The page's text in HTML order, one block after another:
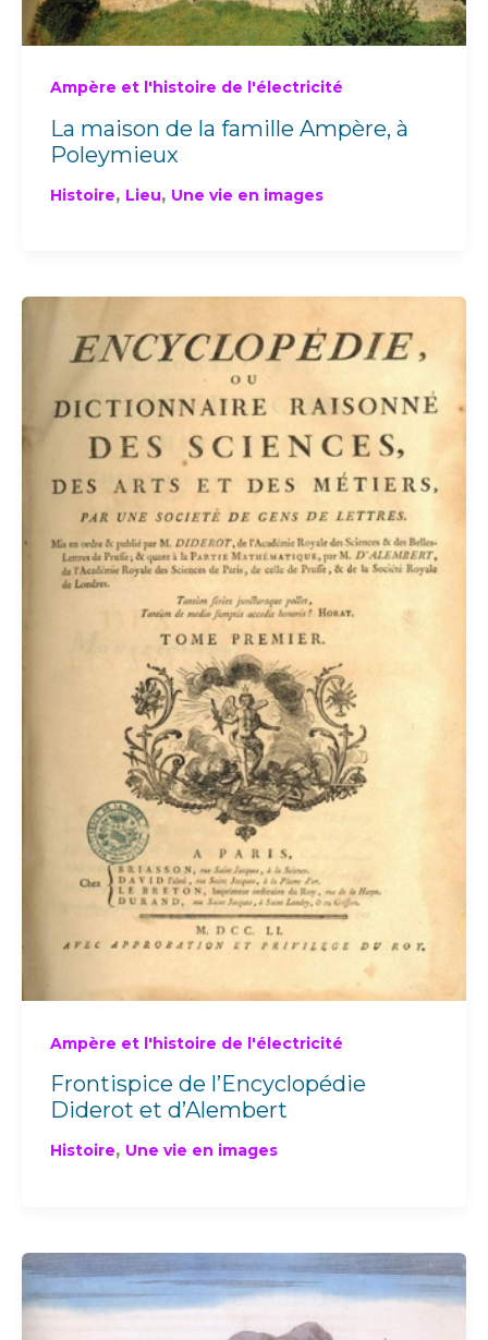
Ampère et l'histoire de l'électricité
La maison de la famille Ampère, à
Poleymieux
Histoire, Lieu, Une vie en images
Ampère et l'histoire de l'électricité
Frontispice de l’Encyclopédie
Diderot et d’Alembert
Histoire, Une vie en images